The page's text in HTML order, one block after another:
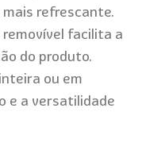
refrescante.
facilita a
do produto.
ou em
e a versatilidade